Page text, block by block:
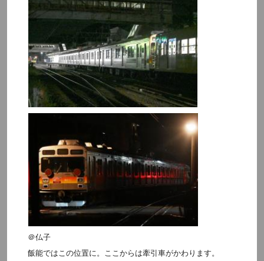
＠仏子
飯能ではこの位置に。ここからは牽引車がかわります。